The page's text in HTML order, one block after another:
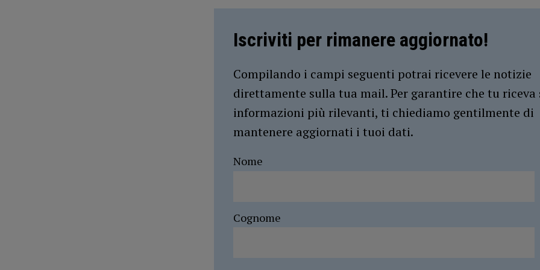
Iscriviti per rimanere aggiornato!
Compilando i campi seguenti potrai ricevere le notizie
direttamente sulla tua mail. Per garantire che tu riceva
informazioni più rilevanti, ti chiediamo gentilmente di
mantenere aggiornati i tuoi dati.
Nome
Cognome